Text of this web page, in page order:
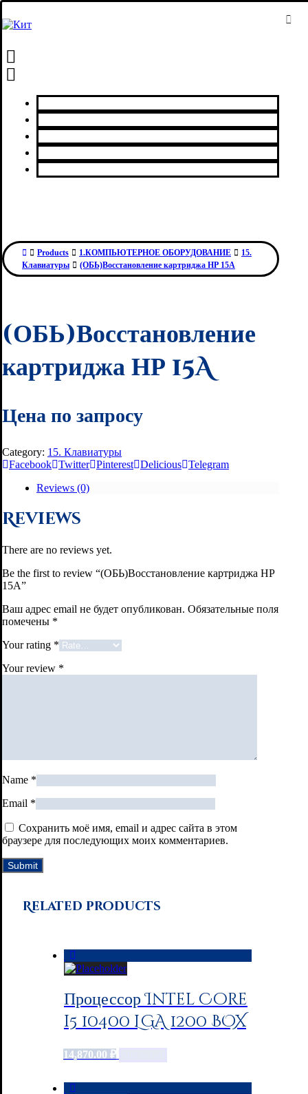
Products 1.КОМПЬЮТЕРНОЕ ОБОРУДОВАНИЕ
15.
Клавиатуры
(ОБЬ)Восстановление картриджа НР 15A
(ОБЬ)Восстановление
картриджа НР 15A
Цена по запросу
Category: 15. Клавиатуры
Facebook Twitter Pinterest Delicious Telegram
Reviews (0)
Reviews
There are no reviews yet.
Be the first to review “(ОБЬ)Восстановление картриджа НР
15A”
Ваш адрес email не будет опубликован. Обязательные поля
помечены *
Your rating *
Your review *
Name *
Email *
Сохранить моё имя, email и адрес сайта в этом
браузере для последующих моих комментариев.
Related products
Процессор Intel Core
i5 10400 LGA 1200 BOX
14,870.00 ₽